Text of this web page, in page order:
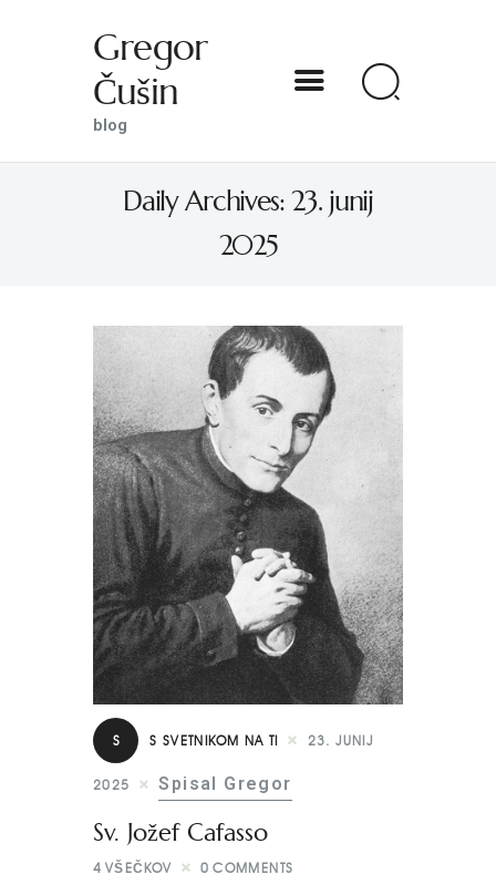
Gregor
Čušin
blog
Daily Archives: 23. junij
2025
DOMOV
S SVETNIKOM NA TI
PREDSTAVE
KNJIGE
KONTAKT
S S SVETNIKOM NA TI 23. JUNIJ
2025 Spisal Gregor
Sv. Jožef Cafasso
4 VŠEČKOV 0 COMMENTS